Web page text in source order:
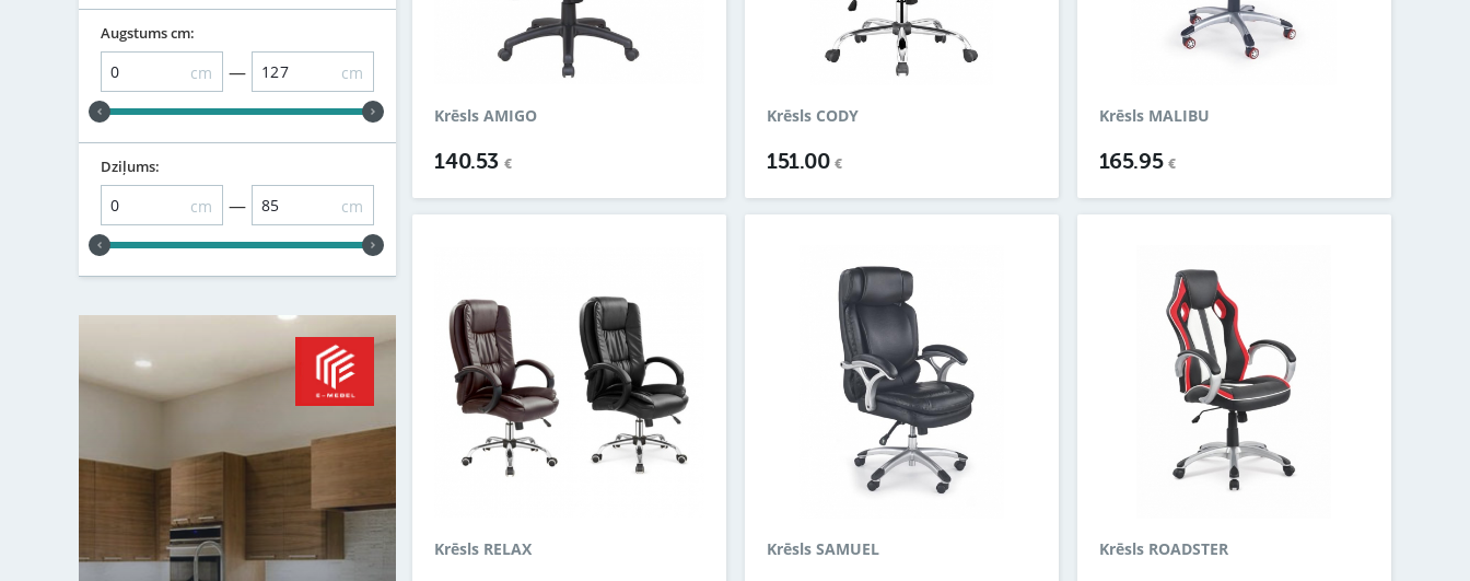
Augstums cm:
cm — cm
Dziļums:
cm — cm
Krēsls AMIGO
140.53 €
Krēsls CODY
151.00€
Krēsls MALIBU
165.95 €
Krēsls RELAX Krēsls SAMUEL Krēsls ROADSTER